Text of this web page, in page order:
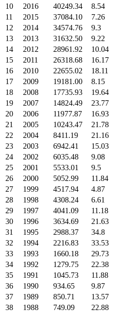
10
2016 40249.34
8.54
11
2015 37084.10
7.26
12
2014 34574.76
9.3
13
2013 31632.50
9.22
14
2012 28961.92
10.04
15
2011 26318.68
16.17
16
2010 22655.02
18.11
17
2009 19181.00
8.15
18
2008 17735.93
19.64
19
2007 14824.49
23.77
20
2006 11977.87
16.93
21
2005 10243.47
21.78
22
2004 8411.19
21.16
23
2003 6942.41
15.03
24
2002 6035.48
9.08
25
2001 5533.01
9.5
26
2000 5052.99
11.84
27
1999 4517.94
4.87
28
1998 4308.24
6.61
29
1997 4041.09
11.18
30
1996 3634.69
21.63
31
1995 2988.37
34.8
32
1994 2216.83
33.53
33
1993 1660.18
29.73
34
1992 1279.75
22.38
35
1991 1045.73
11.88
36
1990 934.65
9.87
37
1989 850.71
13.57
38
1988 749.09
22.88